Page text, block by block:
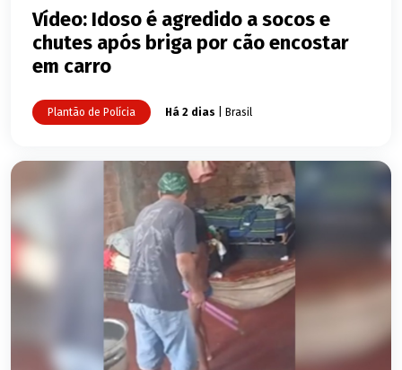
Vídeo: Idoso é agredido a socos e
chutes após briga por cão encostar
em carro
Plantão de Polícia Há 2 dias | Brasil